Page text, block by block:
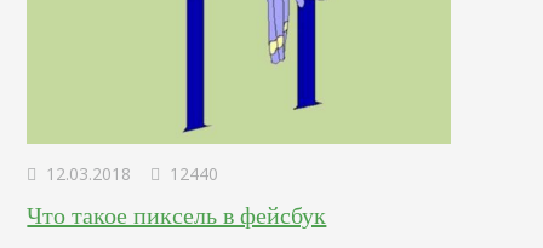
12.03.2018 12440
Что такое пиксель в фейсбук